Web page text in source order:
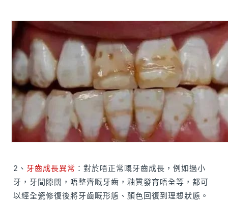
2、 牙齒成長異常 ：對於唔正常嘅牙齒成長，例如過小
牙，牙間隙闊，唔整齊嘅牙齒，釉質發育唔全等，都可
以經全瓷修復後將牙齒嘅形態、顏色回復到理想狀態。